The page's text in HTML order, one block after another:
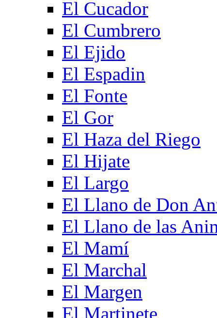
El Cucador
El Cumbrero
El Ejido
El Espadin
El Fonte
El Gor
El Haza del Riego
El Hijate
El Largo
El Llano de Don
El Llano de las
El Mamí
El Marchal
El Margen
El Martinete